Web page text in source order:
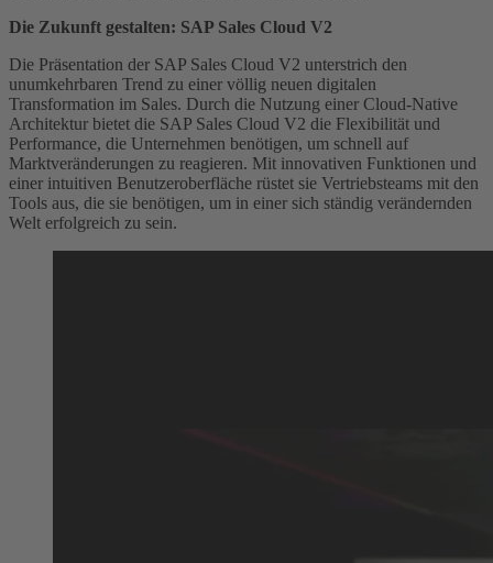
Die Zukunft gestalten: SAP Sales Cloud V2
Die Präsentation der SAP Sales Cloud V2 unterstrich den
unumkehrbaren Trend zu einer völlig neuen digitalen
Transformation im Sales. Durch die Nutzung einer Cloud-Native
Architektur bietet die SAP Sales Cloud V2 die Flexibilität und
Performance, die Unternehmen benötigen, um schnell auf
Marktveränderungen zu reagieren. Mit innovativen Funktionen und
einer intuitiven Benutzeroberfläche rüstet sie Vertriebsteams mit den
Tools aus, die sie benötigen, um in einer sich ständig verändernden
Welt erfolgreich zu sein.